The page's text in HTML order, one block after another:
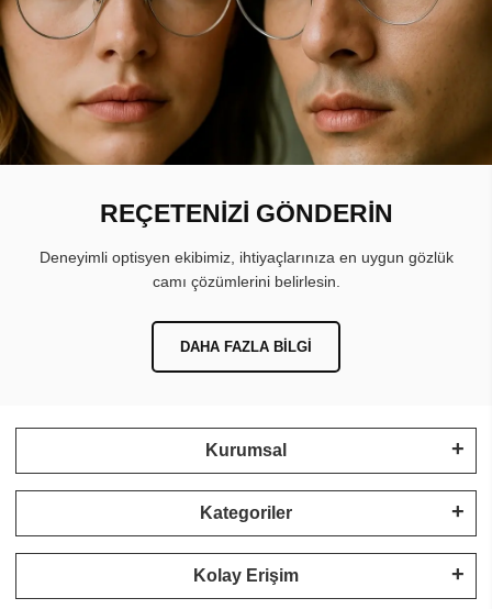
REÇETENİZİ GÖNDERİN
Deneyimli optisyen ekibimiz, ihtiyaçlarınıza en uygun gözlük
camı çözümlerini belirlesin.
DAHA FAZLA BILGI
Kurumsal
Kategoriler
Kolay Erişim